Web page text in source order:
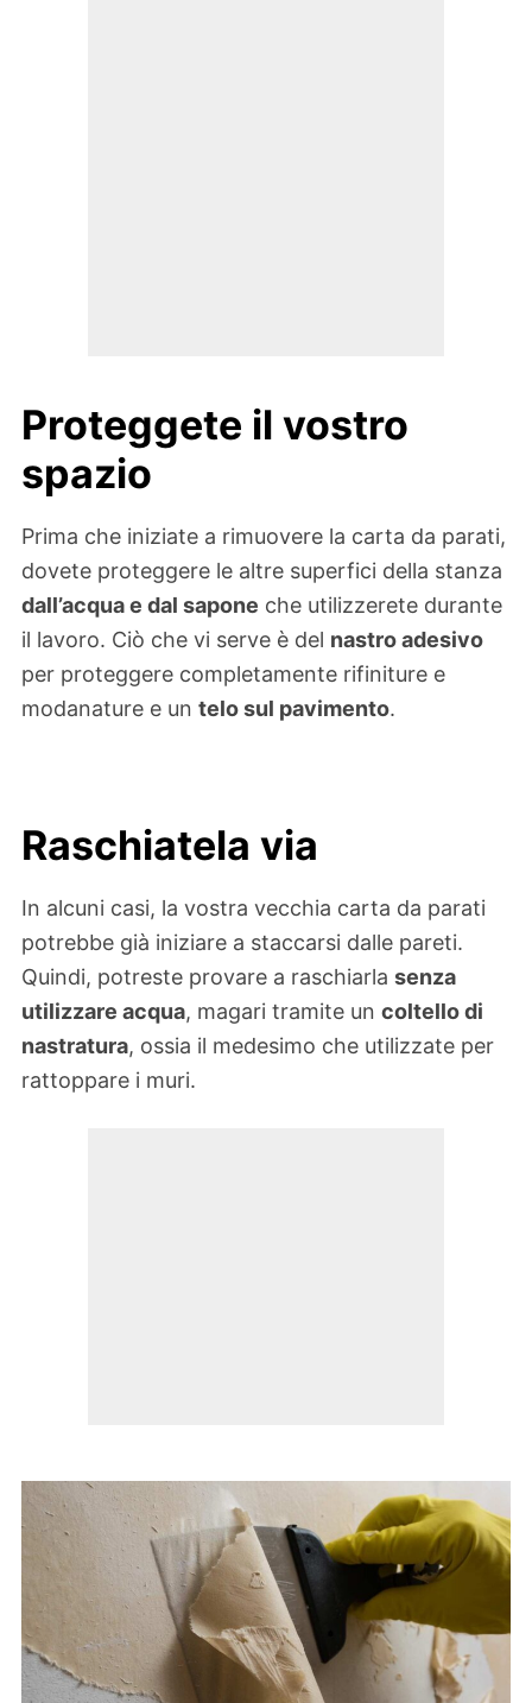
Proteggete il vostro
spazio
Prima che iniziate a rimuovere la carta da parati,
dovete proteggere le altre superfici della stanza
dall’acqua e dal sapone che utilizzerete durante
il lavoro. Ciò che vi serve è del nastro adesivo
per proteggere completamente rifiniture e
modanature e un telo sul pavimento.
Raschiatela via
In alcuni casi, la vostra vecchia carta da parati
potrebbe già iniziare a staccarsi dalle pareti.
Quindi, potreste provare a raschiarla senza
utilizzare acqua, magari tramite un coltello di
nastratura, ossia il medesimo che utilizzate per
rattoppare i muri.